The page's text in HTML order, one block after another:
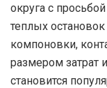
округа с
теплых
компоновки,
размером затрат
становится